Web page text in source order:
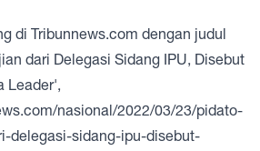
di Tribunnews.com dengan judul
dari Delegasi Sidang IPU, Disebut
Leader',
nasional/2022/03/23/pidato-
delegasi-sidang-ipu-disebut-